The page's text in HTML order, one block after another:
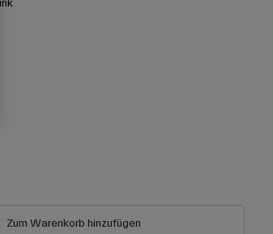
Zum Warenkorb hinzufügen